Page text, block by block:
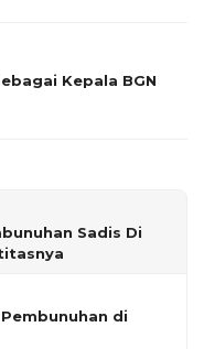
Kepala BGN
Sadis Di
di